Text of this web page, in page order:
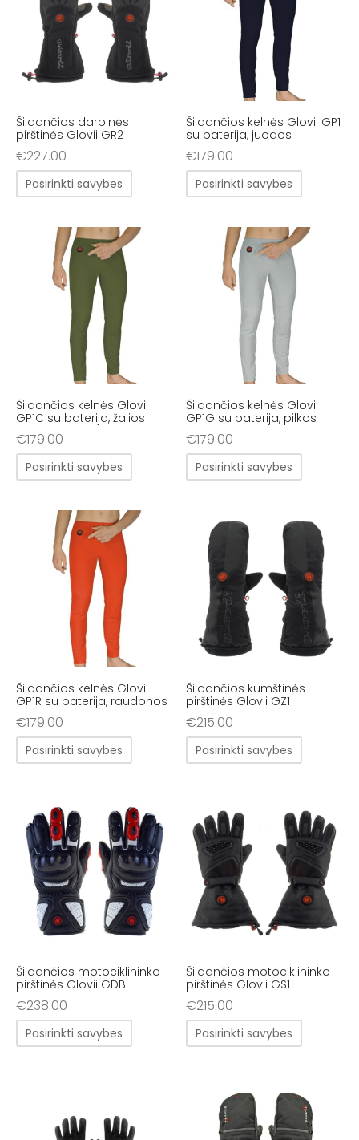
Šildančios darbinės
pirštinės Glovii GR2
€227.00
Pasirinkti savybes
Šildančios kelnės Glovii GP1
su baterija, juodos
€179.00
Pasirinkti savybes
Šildančios kelnės Glovii
GP1C su baterija, žalios
€179.00
Pasirinkti savybes
Šildančios kelnės Glovii
GP1G su baterija, pilkos
€179.00
Pasirinkti savybes
Šildančios kelnės Glovii
GP1R su baterija, raudonos
€179.00
Pasirinkti savybes
Šildančios kumštinės
pirštinės Glovii GZ1
€215.00
Pasirinkti savybes
Šildančios motociklininko
pirštinės Glovii GDB
€238.00
Pasirinkti savybes
Šildančios motociklininko
pirštinės Glovii GS1
€215.00
Pasirinkti savybes